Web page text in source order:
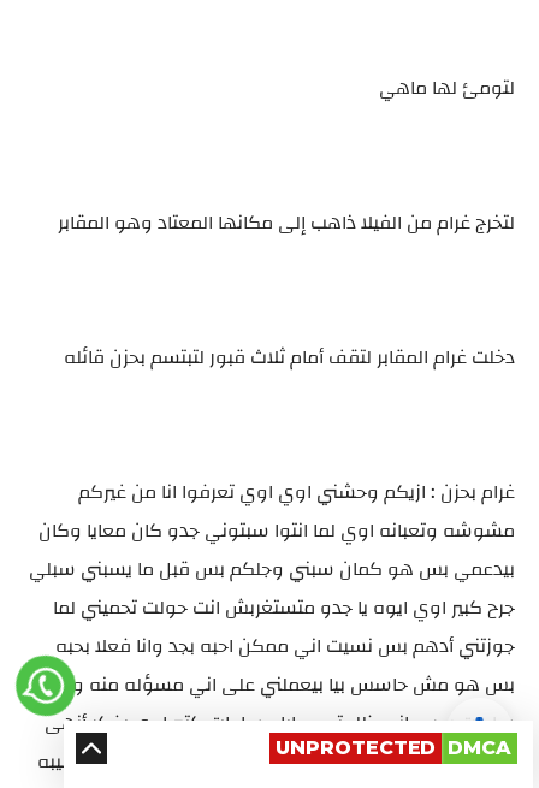
لتومئ لها ماهي
لتخرج غرام من الفيلا ذاهب إلى مكانها المعتاد وهو المقابر
دخلت غرام المقابر لتقف أمام ثلاث قبور لتبتسم بحزن قائله
غرام بحزن : ازيكم وحشني اوي اوي تعرفوا انا من غيركم
مشوشه وتعبانه اوي لما انتوا سبتوني جدو كان معايا وكان
بيدعمي بس هو كمان سبني وجلكم بس قبل ما يسبني سبلي
جرح كبير اوي ايوه يا جدو متستغربش انت حولت تحميني لما
جوزتني أدهم بس نسيت اني ممكن احبه بجد وانا فعلا بحبه
بس هو مش حاسس بيا بيعملني على اني مسؤله منه وخلاص
ساعات بحس اني ظلمته معايا وساعات كتير اوي بفكر أنهى
كل حاجه بس انا بحبه واتعود على وجوده ومش هقدر اسيبه
DMCA
UNPROTECTED